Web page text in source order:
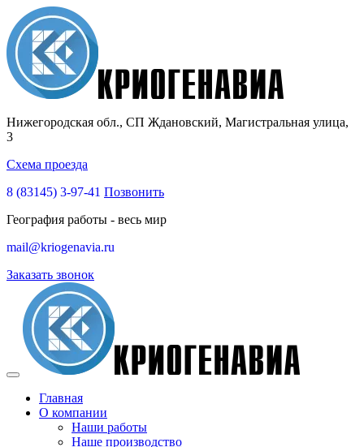
Нижегородская обл., СП Ждановский, Магистральная улица,
3
Схема проезда
8 (83145) 3-97-41 Позвонить
География работы - весь мир
mail@kriogenavia.ru
Заказать звонок
Главная
О компании
Наши работы
Наше производство